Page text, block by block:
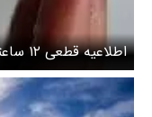
اطلاعیه قطعی ۱۲ ساعته آب در برخی مناطق شهر بندرعباس